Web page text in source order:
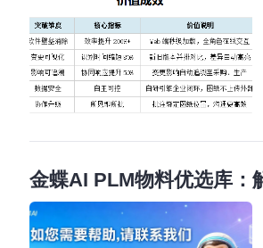
金蝶AI PLM物料优选库：